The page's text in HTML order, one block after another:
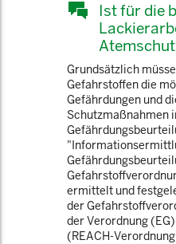
Ist für die
Grundsätzlich
Gefahrstoffen die
Gefährdungen und
Schutzmaßnahmen
ermittelt und
der
der Verordnung
(REACH-